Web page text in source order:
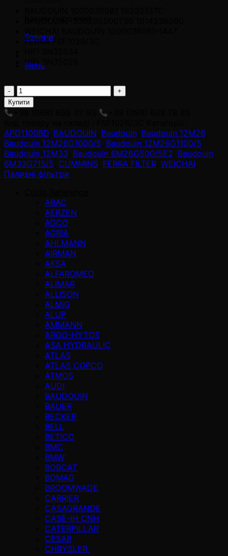
Товари
Menü
FERRA FSF1026/3C
HİFİ SN35025
FSF1026/3C
adet
Купити
APD1100BD BAUDOUIN Baudouin Baudouin 12M26
Baudouin 12M26G1000/5 Baudouin 12M26G1100/5
Baudouin 12M33 Baudouin 6M26G500/5E2 Baudouin
6M33G715/5 CUMMINS FERRA FILTER WEICHAI
Паливні фільтри
ABAC
AERZEN
AGCO
AGRIA
AHLMANN
AIRMAN
AKSA
ALFAROMEO
ALIMAR
ALLISON
ALMiG
ALUP
AMMANN
ARGO-HYTOS
ASA HYDRAULIC
ATLAS
ATLAS COPCO
ATMOS
AUDI
BAUDOUIN
BAUER
BECKER
BELL
BETICO
BMC
BMW
BOBCAT
BOMAG
BROOMWADE
CARRIER
CASAGRANDE
CASE-IH CNH
CATERPILLAR
CESAB
CHRYSLER